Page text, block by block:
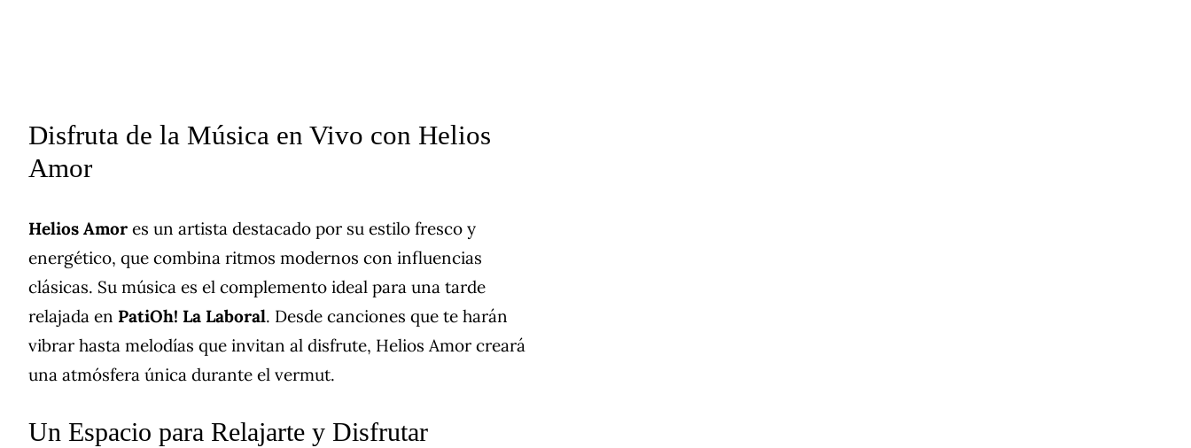
Disfruta de la Música en Vivo con Helios
Amor
Helios Amor es un artista destacado por su estilo fresco y
energético, que combina ritmos modernos con influencias
clásicas. Su música es el complemento ideal para una tarde
relajada en PatiOh! La Laboral. Desde canciones que te harán
vibrar hasta melodías que invitan al disfrute, Helios Amor creará
una atmósfera única durante el vermut.
Un Espacio para Relajarte y Disfrutar